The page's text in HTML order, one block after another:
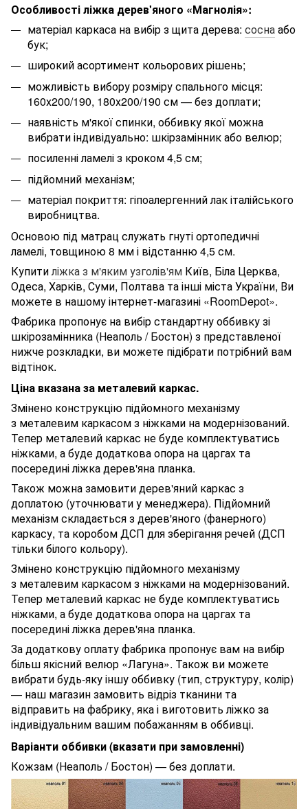
Особливості ліжка дерев'яного «Магнолія»:
матеріал каркаса на вибір з щита дерева: соснаабо
бук;
широкий асортимент кольорових рішень;
можливість вибору розміру спального місця:
160х200/190, 180х200/190 см — без доплати;
наявність м'якої спинки, оббивку якої можна
вибрати індивідуально: шкірзамінник або велюр;
посиленні ламелі з кроком 4,5 см;
підйомний механізм;
матеріал покриття: гіпоалергенний лак італійського
виробництва.
Основою під матрац служать гнуті ортопедичні
ламелі, товщиною 8 мм і відстанню 4,5 см.
Купитиліжка з м'яким узголів'ям Київ, Біла Церква,
Одеса, Харків, Суми, Полтава та інші міста України, Ви
можете в нашому інтернет-магазині «RoomDepot».
Фабрика пропонує на вибір стандартну оббивку зі
шкірозамінника (Неаполь / Бостон) з представленої
нижче розкладки, ви можете підібрати потрібний вам
відтінок.
Ціна вказана за металевий каркас.
Змінено конструкцію підйомного механізму
з металевим каркасом з ніжками на модернізований.
Тепер металевий каркас не буде комплектуватись
ніжками, а буде додаткова опора на царгах та
посередині ліжка дерев'яна планка.
Також можна замовити дерев'яний каркас з
доплатою (уточнювати у менеджера). Підйомний
механізм складається з дерев'яного (фанерного)
каркасу, та коробом ДСП для зберігання речей (ДСП
тільки білого кольору).
Змінено конструкцію підйомного механізму
з металевим каркасом з ніжками на модернізований.
Тепер металевий каркас не буде комплектуватись
ніжками, а буде додаткова опора на царгах та
посередині ліжка дерев'яна планка.
За додаткову оплату фабрика пропонує вам на вибір
більш якісний велюр «Лагуна». Також ви можете
вибрати будь-яку іншу оббивку (тип, структуру, колір)
— наш магазин замовить відріз тканини та
відправить на фабрику, яка і виготовить ліжко за
індивідуальним вашим побажанням в оббивці.
Варіанти оббивки (вказати при замовленні)
Кожзам (Неаполь / Бостон) — без доплати.